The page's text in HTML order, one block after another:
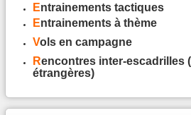
L'escadrille
Discord 05
Entrainements tactiques
Entrainements à thème
Vols en campagne
Rencontres inter-escadrilles
étrangères)